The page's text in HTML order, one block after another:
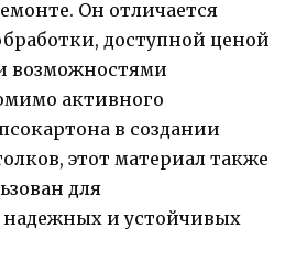
Он отличается
доступной ценой
возможностями
активного
в создании
этот материал также
для
и устойчивых